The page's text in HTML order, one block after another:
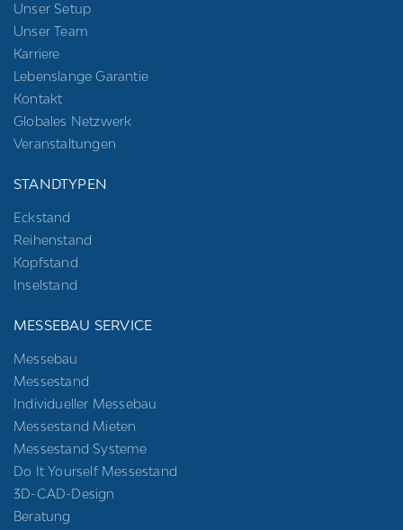
Unser Setup
Unser Team
Karriere
Lebenslange Garantie
Kontakt
Globales Netzwerk
Veranstaltungen
STANDTYPEN
Eckstand
Reihenstand
Kopfstand
Inselstand
MESSEBAU SERVICE
Messebau
Messestand
Individueller Messebau
Messestand Mieten
Messestand Systeme
Do It Yourself Messestand
3D-CAD-Design
Beratung